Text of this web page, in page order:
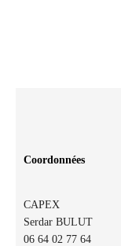
Coordonnées
CAPEX
Serdar BULUT
06 64 02 77 64